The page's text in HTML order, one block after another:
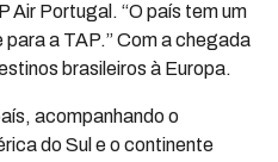
Air Portugal. “O país tem um
a TAP.” Com a chegada
brasileiros à Europa.
acompanhando o
do Sul e o continente